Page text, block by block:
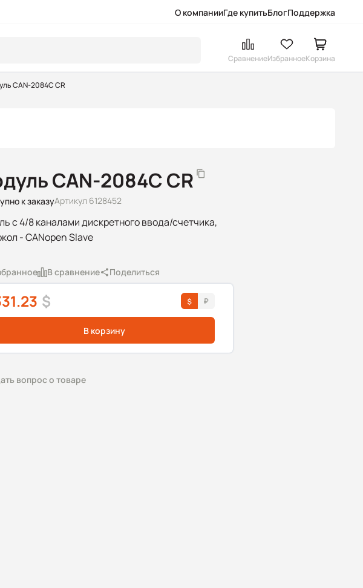
О компанииГде купитьБлогПоддержка
СравнениеИзбранноеКорзина
CAN-2084C CR
CAN-2084C CR
к заказуАртикул 6128452
с 4/8 каналами дискретного ввода/счетчика,
- CANopen Slave
В сравнение Поделиться
$
В корзину
вопрос о товаре